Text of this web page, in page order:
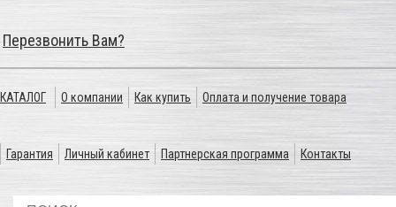
Перезвонить Вам?
КАТАЛОГ О компании Как купить Оплата и получение товара
Гарантия Личный кабинет Партнерская программа Контакты